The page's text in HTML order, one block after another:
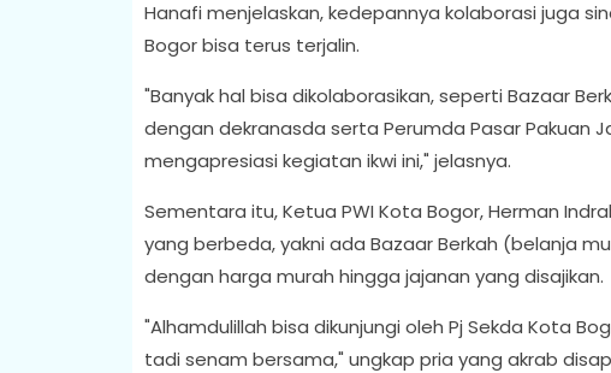
Hanafi menjelaskan, kedepannya kolaborasi juga
Bogor bisa terus terjalin.
"Banyak hal bisa dikolaborasikan, seperti Bazaar
dengan dekranasda serta Perumda Pasar Pakuan
mengapresiasi kegiatan ikwi ini," jelasnya.
Sementara itu, Ketua PWI Kota Bogor, Herman
yang berbeda, yakni ada Bazaar Berkah (belanja
dengan harga murah hingga jajanan yang disajikan.
"Alhamdulillah bisa dikunjungi oleh Pj Sekda Kota
tadi senam bersama," ungkap pria yang akrab